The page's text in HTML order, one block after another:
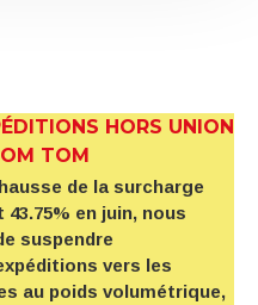
HORS UNION
TOM
de la surcharge
en juin, nous
suspendre
vers les
au poids volumétrique,